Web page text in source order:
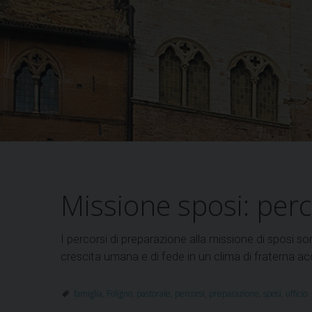
Missione sposi:
I percorsi di preparazione alla missione di sposi
crescita umana e di fede in un clima di fraterna
famiglia Foligno pastorale percorsi preparazione sposi ufficio